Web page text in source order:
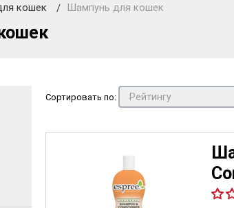
кошек Шампунь для кошек
Сортировать по: